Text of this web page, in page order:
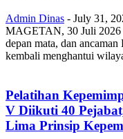
Admin Dinas - July 31,
MAGETAN, 30 Juli 2026
depan mata, dan
kembali menghantui
Pelatihan
V Diikuti 40
Lima Prinsip